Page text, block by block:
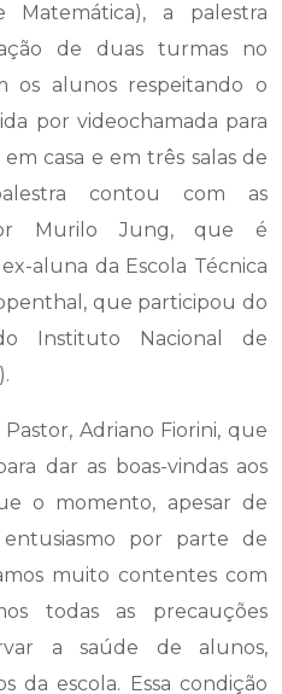
Matemática), a palestra
de duas turmas no
os alunos respeitando o
por videochamada para
casa e em três salas de
contou com as
Murilo Jung, que é
aluna da Escola Técnica
que participou do
Instituto Nacional de
Adriano Fiorini, que
dar as boas-vindas aos
o momento, apesar de
por parte de
muito contentes com
todas as precauções
a saúde de alunos,
da escola. Essa condição